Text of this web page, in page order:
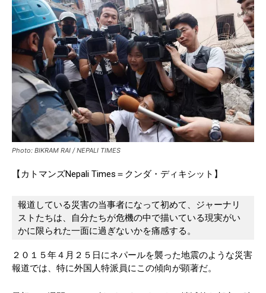
Photo: BIKRAM RAI / NEPALI TIMES
【カトマンズNepali Times＝クンダ・ディキシット】
報道している災害の当事者になって初めて、ジャーナリ
ストたちは、自分たちが危機の中で描いている現実がい
かに限られた一面に過ぎないかを痛感する。
２０１５年４月２５日にネパールを襲った地震のような災害
報道では、特に外国人特派員にこの傾向が顕著だ。